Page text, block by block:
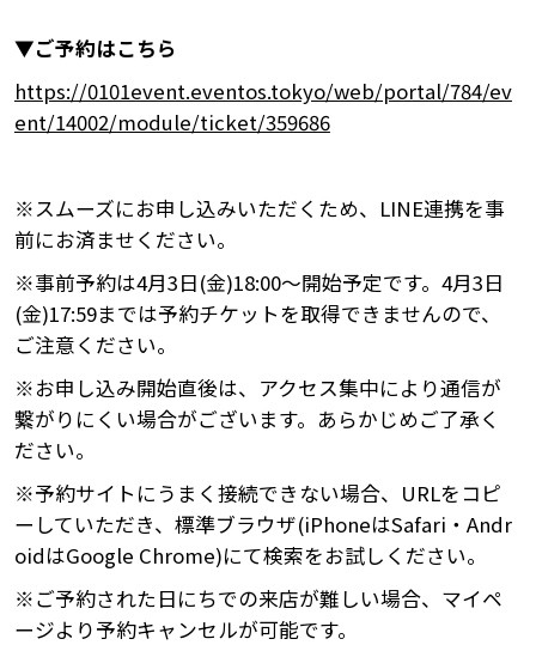
▼ご予約はこちら
https://0101event.eventos.tokyo/web/portal/784/ev
ent/14002/module/ticket/359686
※スムーズにお申し込みいただくため、LINE連携を事
前にお済ませください。
※事前予約は4月3日(金)18:00～開始予定です。4月3日
(金)17:59までは予約チケットを取得できませんので、
ご注意ください。
※お申し込み開始直後は、アクセス集中により通信が
繋がりにくい場合がございます。あらかじめご了承く
ださい。
※予約サイトにうまく接続できない場合、URLをコピ
ーしていただき、標準ブラウザ(iPhoneはSafari・Andr
oidはGoogle Chrome)にて検索をお試しください。
※ご予約された日にちでの来店が難しい場合、マイペ
ージより予約キャンセルが可能です。